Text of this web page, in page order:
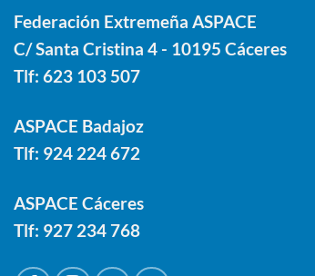
Federación Extremeña ASPACE
C/ Santa Cristina 4 - 10195 Cáceres
Tlf: 623 103 507
ASPACE Badajoz
Tlf: 924 224 672
ASPACE Cáceres
Tlf: 927 234 768